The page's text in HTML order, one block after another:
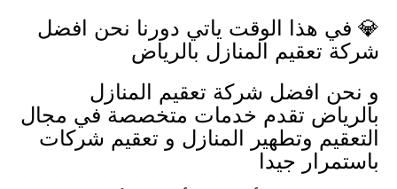
💎 في هذا الوقت ياتي دورنا نحن افضل
شركة تعقيم المنازل بالرياض
و نحن افضل شركة تعقيم المنازل
بالرياض تقدم خدمات متخصصة في مجال
التعقيم وتطهير المنازل و تعقيم شركات
باستمرار جيدا